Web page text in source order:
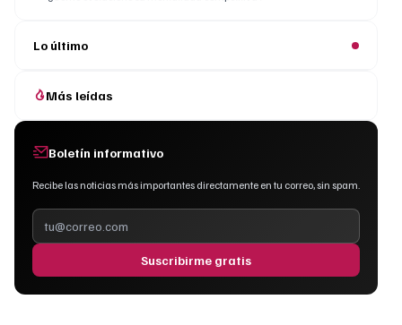
Lo último
Más leídas
Boletín informativo
Recibe las noticias más importantes directamente en tu correo, sin spam.
Suscribirme gratis